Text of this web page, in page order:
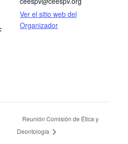
Ver el sitio web del
Organizador
Reunión Comisión de Ética y
Deontología